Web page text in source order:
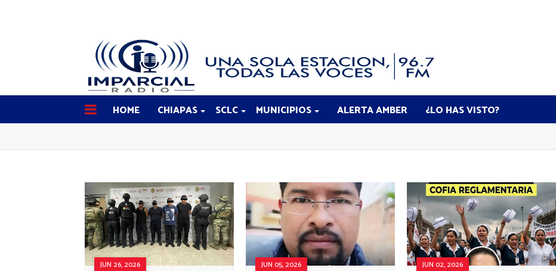
HOME CHIAPAS SCLC MUNICIPIOS ALERTA AMBER ¿LO HAS VISTO?
JUN 26, 2026 JUN 05, 2026 JUN 02, 2026